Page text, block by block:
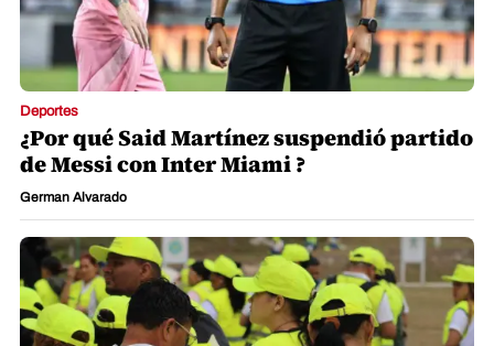
Deportes
¿Por qué Said Martínez suspendió partido
de Messi con Inter Miami ?
German Alvarado